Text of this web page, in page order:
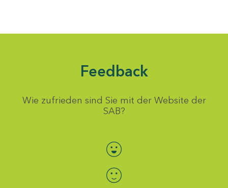
Feedback
Wie zufrieden sind Sie mit der Website der
SAB?
Bewertung auswählen